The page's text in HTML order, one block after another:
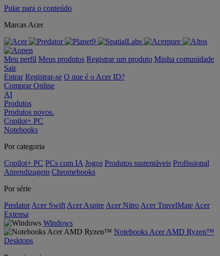
Pular para o conteúdo
Marcas Acer
Meu perfil Meus produtos Registrar um produto Minha comunidade
Sair
Entrar Registrar-se O que é o Acer ID?
Comprar Online
AI
Produtos
Produtos novos.
Copilot+ PC
Notebooks
Por categoria
Copilot+ PC PCs com IA Jogos Produtos sustentáveis Profissional
Aprendizagem Chromebooks
Por série
Predator Acer Swift Acer Aspire Acer Nitro Acer TravelMate Acer
Extensa
Windows
Notebooks Acer AMD Ryzen™
Desktops